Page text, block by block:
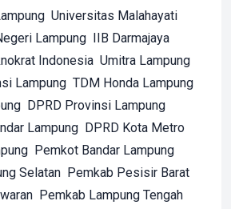
Universitas Malahayati
Lampung IIB Darmajaya
Indonesia Umitra Lampung
Lampung TDM Honda Lampung
DPRD Provinsi Lampung
Lampung DPRD Kota Metro
Pemkot Bandar Lampung
Selatan Pemkab Pesisir Barat
Pemkab Lampung Tengah